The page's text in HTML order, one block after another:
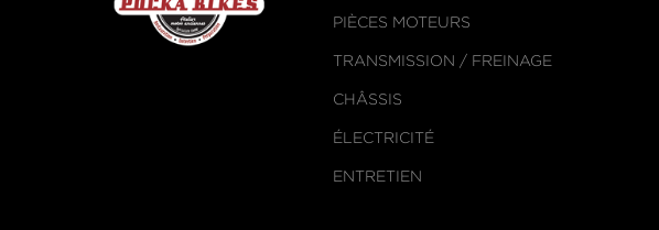
PIÈCES MOTEURS
TRANSMISSION / FREINAGE
CHÂSSIS
ÉLECTRICITÉ
ENTRETIEN